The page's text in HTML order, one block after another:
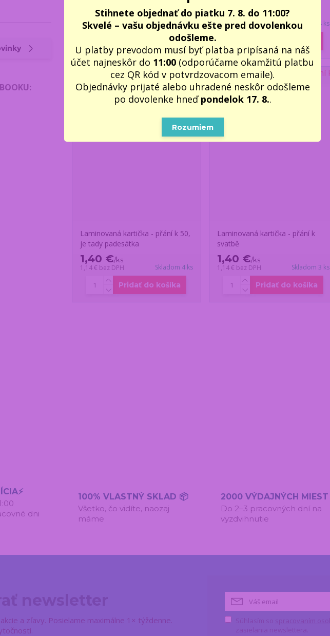
1,40 €/ks
1,14 €bez DPH Skladom 4 ks
Pridať do košíka
1,40 €/ks
1,14 €bez DPH Skladom 4 ks
Laminovaná kartička - přání k 50,
je tady padesátka
1,40 €/ks
1,14 € bez DPH Skladom 4 ks
Pridať do košíka
Laminovaná kartička - přání k
svatbě
1,40 €/ks
1,14 € bez DPH Skladom 3 ks
Pridať do košíka
:
dni
100% VLASTNÝ SKLAD 📦
Všetko, čo vidíte, naozaj
máme
2000 VÝDAJNÝCH MIEST
Do 2–3 pracovných dní na
vyzdvihnutie
a zľavy. Posielame maximálne 1× týždenne.
Stihnete objednať do piatku 7. 8. do 11:00?
Skvelé – vašu objednávku ešte pred dovolenkou
odošleme.
U platby prevodom musí byť platba pripísaná na náš
účet najneskôr do 11:00 (odporúčame okamžitú platbu
cez QR kód v potvrdzovacom emaile).
Objednávky prijaté alebo uhradené neskôr odošleme
po dovolenke hneďpondelok 17. 8..
Rozumiem